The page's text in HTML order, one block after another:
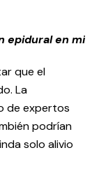
epidural en mi
que el
La
de expertos
podrían
solo alivio